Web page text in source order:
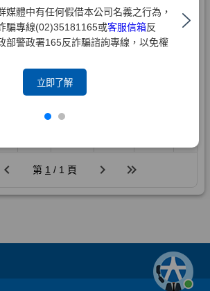
媒體中有任何假借本公司名義之行為，
騙專線(02)35181165或客服信箱反
部警政署165反詐騙諮詢專線，以免權
立即了解